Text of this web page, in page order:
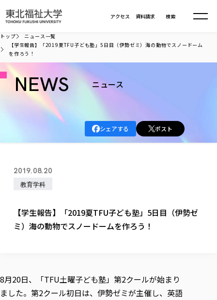
資料請求
アクセス 検索
大学について
大学理念
各種方針
大学の概要
大学の歩み
学生・教職員・卒業生数
校歌の歴史
校章・マーク・カラー
教職員募集
役員・評議員一覧
大学の取り組み
大学の取り組み
カリキュラム編成ガイドライン
本学のシラバスについて
大学広報誌「TFU Newsletter 東北福祉大学通信」
情報公開
寄附行為
大学評価
IR情報
学部・大学院
学部・大学院TOP
総合福祉学部
福祉行政学科
共生まちづくり学部
共生まちづくり学部
教育学部
教育学科
健康科学部
医療経営管理学科
仏教専修科
入学試験
進学相談会
就職状況
取得可能な資格・免許
進路・就職支援
採用ご担当者様へ
採用ご担当者様へ
課外活動 TOP
大学指定団体紹介
国際交流
海外留学・研修
東北福祉大学の研究活動
トップ
ニュース一覧
【学生報告】「2019夏TFU子ども塾」5日目（伊勢ゼミ）海の動物でスノードーム
を作ろう！
NEWS ニュース
シェアする ポスト
2019.08.20
教育学科
【学生報告】「2019夏TFU子ども塾」5日目（伊勢ゼ
ミ）海の動物でスノードームを作ろう！
8月20日、「TFU土曜子ども塾」第2クールが始まり
ました。第2クール初日は、伊勢ゼミが主催し、英語